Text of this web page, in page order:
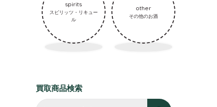
spirits
スピリッツ・リキュー
ル
other
その他のお酒
買取商品検索